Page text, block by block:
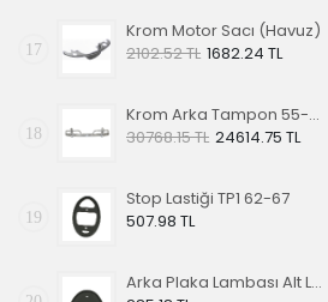
17
Krom Motor Sacı (Havuz)
2102.52 TL 1682.24 TL
18
Krom Arka Tampon 55-67 Model,Borulu Tip
30768.15 TL 24614.75 TL
19
Stop Lastiği TP1 62-67
507.98 TL
Arka Plaka Lambası Alt Lastiği 1200